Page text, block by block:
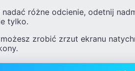
nadać różne odcienie, odetnij
tylko.
zrobić zrzut ekranu